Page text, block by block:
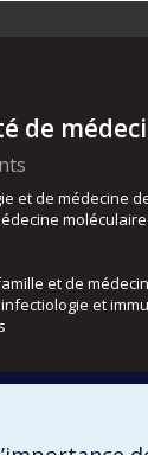
de
et de médecine
moléculaire
et de
et